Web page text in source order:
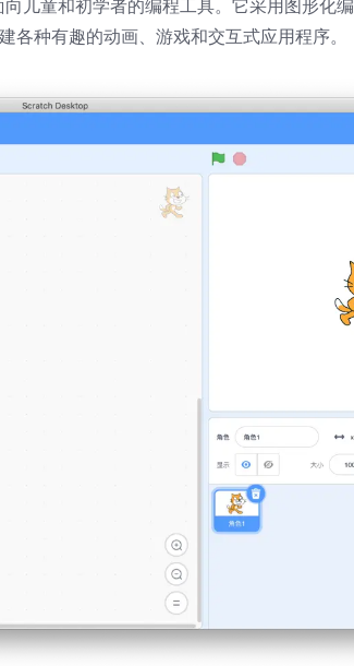
儿童和初学者的编程工具。它采用图形化
种有趣的动画、游戏和交互式应用程序。